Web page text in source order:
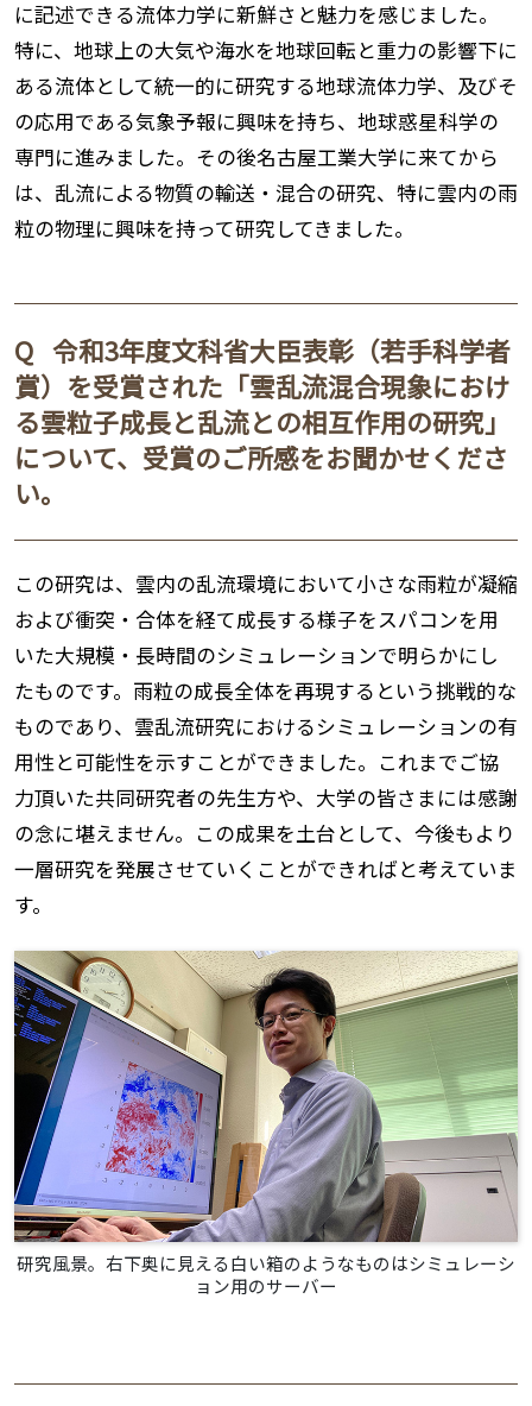
に記述できる流体力学に新鮮さと魅力を感じました。
特に、地球上の大気や海水を地球回転と重力の影響下に
ある流体として統一的に研究する地球流体力学、及びそ
の応用である気象予報に興味を持ち、地球惑星科学の
専門に進みました。その後名古屋工業大学に来てから
は、乱流による物質の輸送・混合の研究、特に雲内の雨
粒の物理に興味を持って研究してきました。
Q 令和3年度文科省大臣表彰（若手科学者
賞）を受賞された「雲乱流混合現象におけ
る雲粒子成長と乱流との相互作用の研究」
について、受賞のご所感をお聞かせくださ
い。
この研究は、雲内の乱流環境において小さな雨粒が凝縮
および衝突・合体を経て成長する様子をスパコンを用
いた大規模・長時間のシミュレーションで明らかにし
たものです。雨粒の成長全体を再現するという挑戦的な
ものであり、雲乱流研究におけるシミュレーションの有
用性と可能性を示すことができました。これまでご協
力頂いた共同研究者の先生方や、大学の皆さまには感謝
の念に堪えません。この成果を土台として、今後もより
一層研究を発展させていくことができればと考えていま
す。
研究風景。右下奥に見える白い箱のようなものはシミュレーシ
ョン用のサーバー